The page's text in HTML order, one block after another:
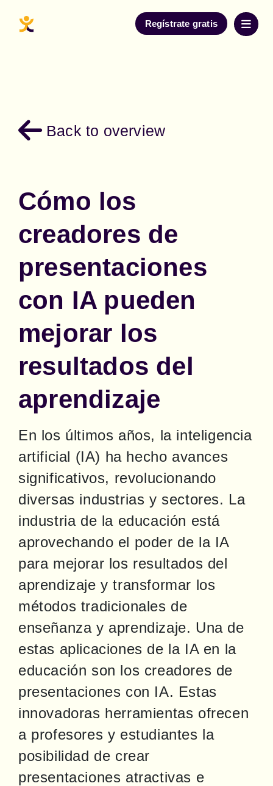
Regístrate gratis
Back to overview
Cómo los
creadores de
presentaciones
con IA pueden
mejorar los
resultados del
aprendizaje
En los últimos años, la inteligencia
artificial (IA) ha hecho avances
significativos, revolucionando
diversas industrias y sectores. La
industria de la educación está
aprovechando el poder de la IA
para mejorar los resultados del
aprendizaje y transformar los
métodos tradicionales de
enseñanza y aprendizaje. Una de
estas aplicaciones de la IA en la
educación son los creadores de
presentaciones con IA. Estas
innovadoras herramientas ofrecen
a profesores y estudiantes la
posibilidad de crear
presentaciones atractivas e